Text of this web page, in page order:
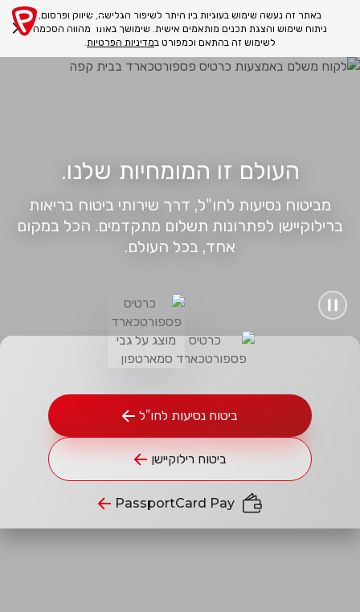
באתר זה נעשה שימוש בעוגיות בין היתר לשיפור הגלישה, שיווק ופרסום,
ניתוח שימוש והצגת תכנים מותאמים אישית. שימושך באתר מהווה הסכמה
לשימוש זה בהתאם וכמפורט במדיניות הפרטיות.
העולם זו המומחיות שלנו.
מביטוח נסיעות לחו"ל, דרך שירותי ביטוח בריאות
ברילוקיישן לפתרונות תשלום מתקדמים. הכל במקום
אחד, בכל העולם.
ביטוח נסיעות לחו”ל
ביטוח רילוקיישן
PassportCard Pay